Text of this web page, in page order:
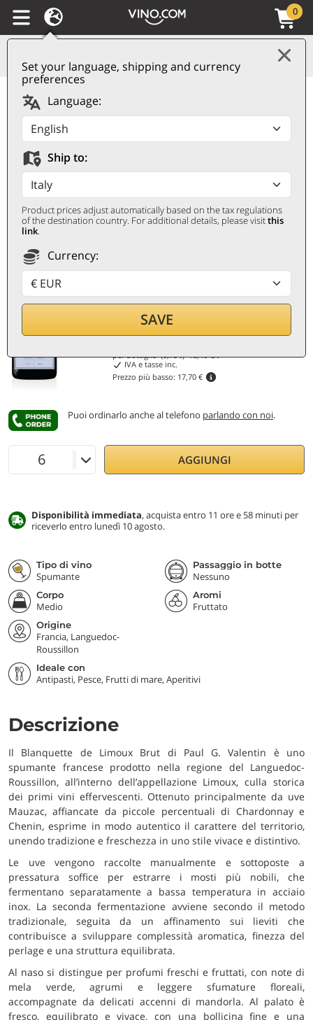
Set your language, shipping and currency
preferences
Language:
Ship to:
Product prices adjust automatically based on the tax regulations
of the destination country. For additional details, please visitthis
link.
Currency:
SAVE
0
Blanquette de Limoux
AOC Brut N°97 Paul G.
Valentin
PAUL G. VALENTIN
0,75 ℓ
Sconto 22%
13,80€
per bottiglia (0,75 ℓ)18,40€/ℓ
IVA e tasse inc.
Prezzo più basso: 17,70 €
Puoi ordinarlo anche al telefono parlando con noi.
AGGIUNGI
Disponibilità immediata, acquista entro 11 ore e 58 minuti per
riceverlo entro lunedì 10 agosto.
Tipo di vino
Spumante
Passaggio in botte
Nessuno
Corpo
Medio
Aromi
Fruttato
Origine
Francia, Languedoc-
Roussillon
Ideale con
Antipasti, Pesce, Frutti di mare, Aperitivi
Descrizione
Il Blanquette de Limoux Brut di Paul G. Valentin è uno
spumante francese prodotto nella regione del Languedoc-
Roussillon, all’interno dell’appellazione Limoux, culla storica
dei primi vini effervescenti. Ottenuto principalmente da uve
Mauzac, affiancate da piccole percentuali di Chardonnay e
Chenin, esprime in modo autentico il carattere del territorio,
unendo tradizione e freschezza in uno stile vivace e distintivo.
Le uve vengono raccolte manualmente e sottoposte a
pressatura soffice per estrarre i mosti più nobili, che
fermentano separatamente a bassa temperatura in acciaio
inox. La seconda fermentazione avviene secondo il metodo
tradizionale, seguita da un affinamento sui lieviti che
contribuisce a sviluppare complessità aromatica, finezza del
perlage e una struttura equilibrata.
Al naso si distingue per profumi freschi e fruttati, con note di
mela verde, agrumi e leggere sfumature floreali,
accompagnate da delicati accenni di mandorla. Al palato è
fresco, equilibrato e vivace, con una bollicina fine e una